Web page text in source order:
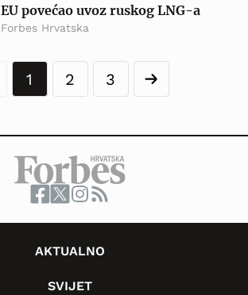
EU povećao uvoz ruskog LNG-a
Forbes Hrvatska
1 2 3
AKTUALNO
SVIJET